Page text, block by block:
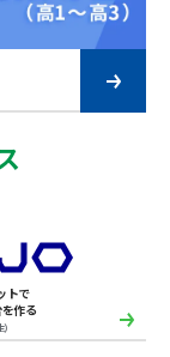
トで
作る